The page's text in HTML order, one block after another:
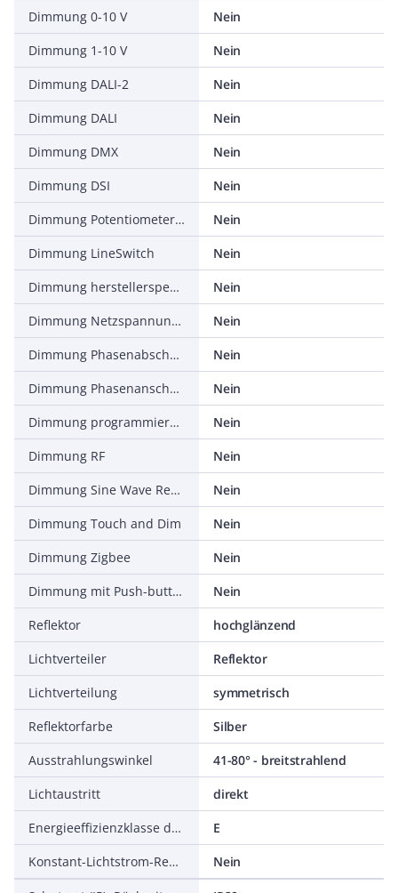
Dimmung 0-10 V
Nein
Dimmung 1-10 V
Nein
Dimmung DALI-2
Nein
Dimmung DALI
Nein
Dimmung DMX
Nein
Dimmung DSI
Nein
Dimmung Potentiometer (geräteintegriert)
Nein
Dimmung LineSwitch
Nein
Dimmung herstellerspezifisch
Nein
Dimmung Netzspannungsmodulation
Nein
Dimmung Phasenabschnitt
Nein
Dimmung Phasenanschnitt
Nein
Dimmung programmierbar
Nein
Dimmung RF
Nein
Dimmung Sine Wave Reduction
Nein
Dimmung Touch and Dim
Nein
Dimmung Zigbee
Nein
Dimmung mit Push-button
Nein
Reflektor
hochglänzend
Lichtverteiler
Reflektor
Lichtverteilung
symmetrisch
Reflektorfarbe
Silber
Ausstrahlungswinkel
41-80° - breitstrahlend
Lichtaustritt
direkt
Energieeffizienzklasse der Lichtquelle nach EU-Richtlinie 2019/2015
E
Konstant-Lichtstrom-Regelung
Nein